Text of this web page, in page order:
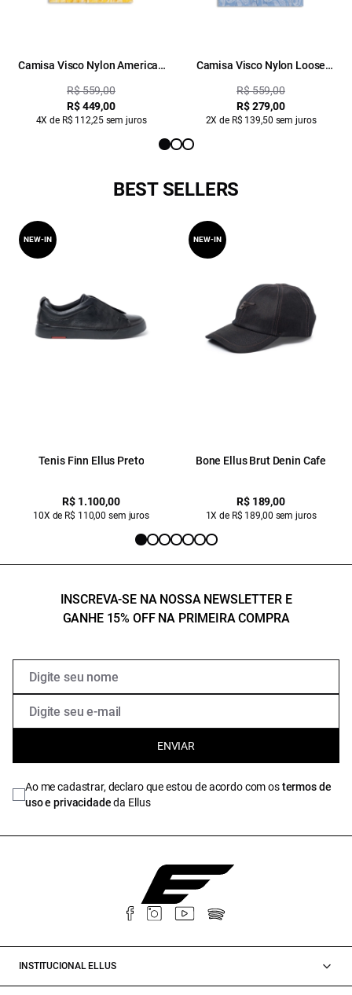
Camisa Visco Nylon American
R$ 559,00
R$ 449,00
4X de R$ 112,25 sem juros
Camisa Visco Nylon Loose
R$ 559,00
R$ 279,00
2X de R$ 139,50 sem juros
BEST SELLERS
Tenis Finn Ellus Preto
R$ 1.100,00
10X de R$ 110,00 sem juros
NEW-IN
Bone Ellus Brut Denin Cafe
R$ 189,00
1X de R$ 189,00 sem juros
NEW-IN
INSCREVA-SE NA NOSSA NEWSLETTER E
GANHE 15% OFF NA PRIMEIRA COMPRA
ENVIAR
Ao me cadastrar, declaro que estou de acordo com ostermos de
uso e privacidadeda Ellus
INSTITUCIONAL ELLUS